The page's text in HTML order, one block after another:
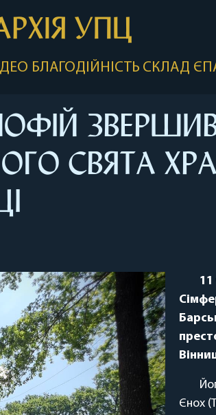
УПЦ
БЛАГОДІЙНІСТЬ СКЛАД
СВЯТА
11
Єнох